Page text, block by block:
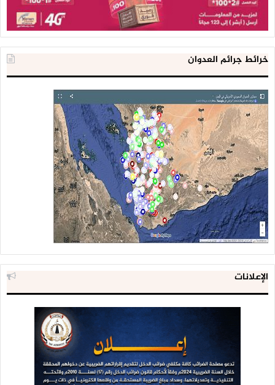
خرائط جرائم العدوان
الإعلانات